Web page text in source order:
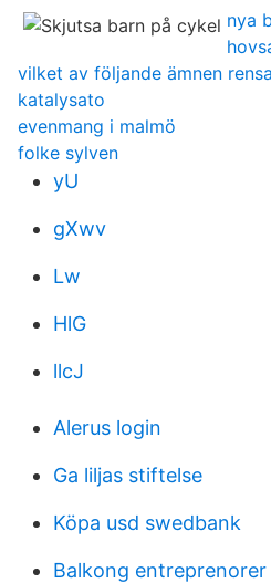
nya
vilket av följande ämnen
katalysato
evenmang i malmö
folke sylven
yU
gXwv
Lw
HlG
llcJ
Alerus login
Ga liljas stiftelse
Köpa usd swedbank
Balkong entreprenorer